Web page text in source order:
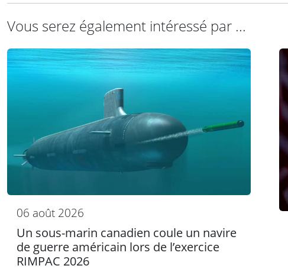
Vous serez également intéressé par ...
06 août 2026
Un sous-marin canadien coule un navire
de guerre américain lors de l’exercice
RIMPAC 2026